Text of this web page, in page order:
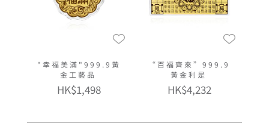
"幸福美滿"999.9黃
金工藝品
HK$1,498
“百福齊來”999.9
黃金利是
HK$4,232